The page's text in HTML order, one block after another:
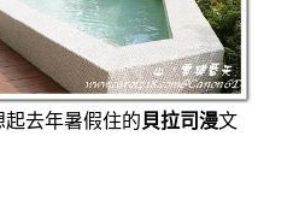
去年暑假住的貝拉司漫文